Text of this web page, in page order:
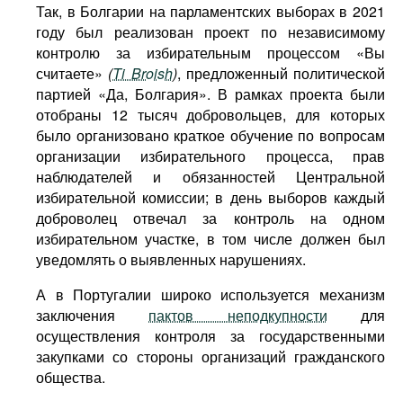
Так, в Болгарии на парламентских выборах в 2021
году был реализован проект по независимому
контролю за избирательным процессом «Вы
считаете» (Ti Broish), предложенный политической
партией «Да, Болгария». В рамках проекта были
отобраны 12 тысяч добровольцев, для которых
было организовано краткое обучение по вопросам
организации избирательного процесса, прав
наблюдателей и обязанностей Центральной
избирательной комиссии; в день выборов каждый
доброволец отвечал за контроль на одном
избирательном участке, в том числе должен был
уведомлять о выявленных нарушениях.
А в Португалии широко используется механизм
заключения пактов неподкупности для
осуществления контроля за государственными
закупками со стороны организаций гражданского
общества.